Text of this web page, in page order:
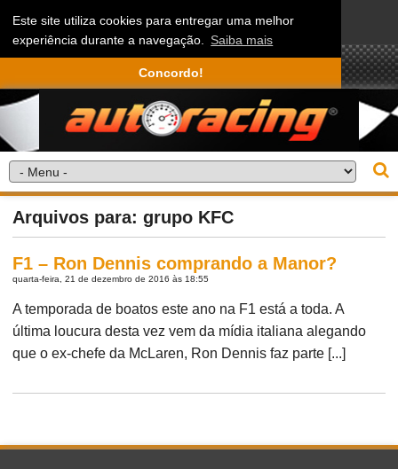
Este site utiliza cookies para entregar uma melhor
experiência durante a navegação. Saiba mais
Concordo!
Arquivos para: grupo KFC
F1 – Ron Dennis comprando a Manor?
quarta-feira, 21 de dezembro de 2016 às 18:55
A temporada de boatos este ano na F1 está a toda. A
última loucura desta vez vem da mídia italiana alegando
que o ex-chefe da McLaren, Ron Dennis faz parte [...]